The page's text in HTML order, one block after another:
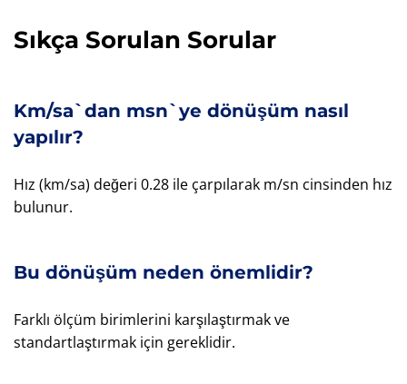
Sıkça Sorulan Sorular
Km/sa`dan msn`ye dönüşüm nasıl
yapılır?
Hız (km/sa) değeri 0.28 ile çarpılarak m/sn cinsinden hız
bulunur.
Bu dönüşüm neden önemlidir?
Farklı ölçüm birimlerini karşılaştırmak ve
standartlaştırmak için gereklidir.